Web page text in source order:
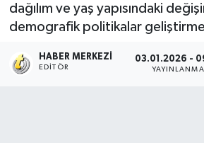
dağılım ve yaş yapısındaki
demografik politikalar
HABER MERKEZI
EDITÖR
03.01.2026 -
YAYINLANMA